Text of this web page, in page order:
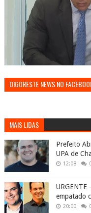
DIGORESTE NEWS NO
MAIS LIDAS
Prefeito
UPA de
12:08
URGENTE
empatado
20:00